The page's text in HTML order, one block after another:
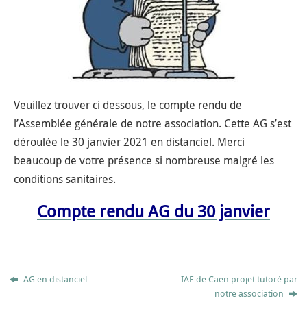
Veuillez trouver ci dessous, le compte rendu de
l’Assemblée générale de notre association. Cette AG s’est
déroulée le 30 janvier 2021 en distanciel. Merci
beaucoup de votre présence si nombreuse malgré les
conditions sanitaires.
Compte rendu AG du 30 janvier
AG en distanciel
IAE de Caen projet tutoré par
notre association